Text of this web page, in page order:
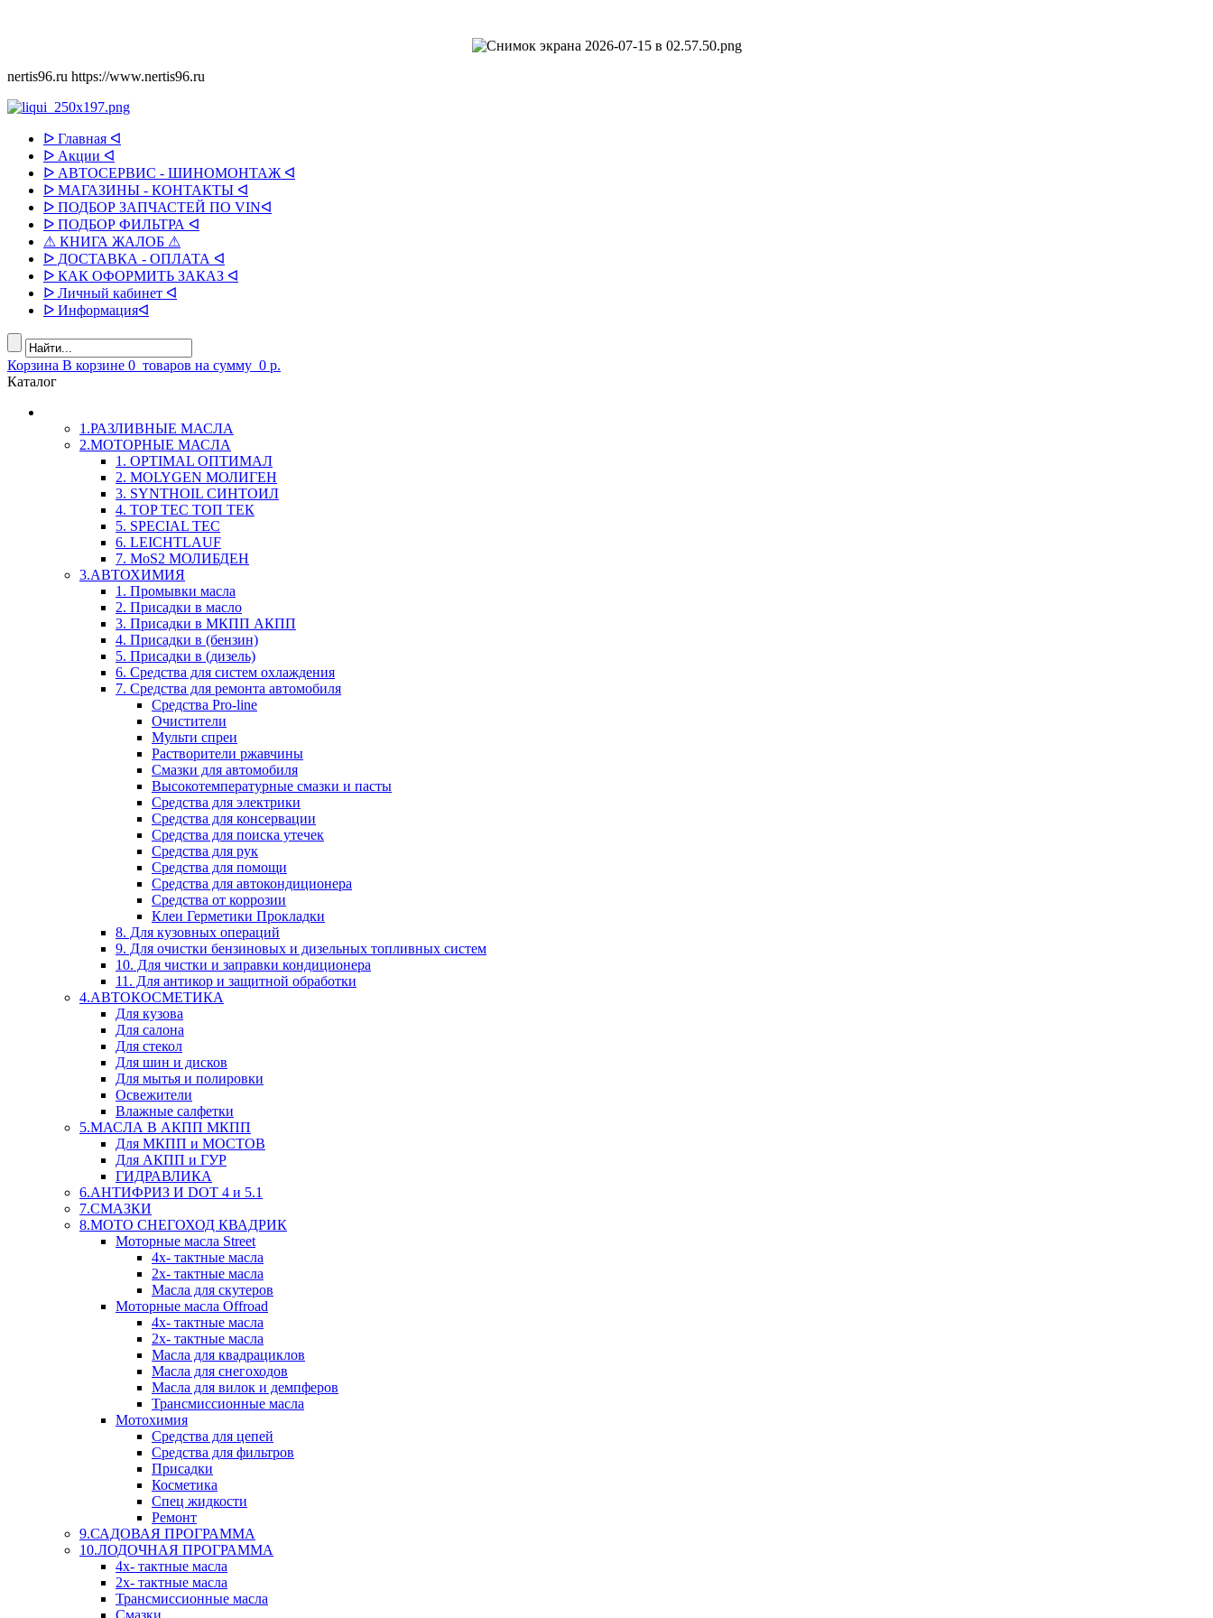
nertis96.ru https://www.nertis96.ru
ᐅ Главная ᐊ
ᐅ Акции ᐊ
ᐅ АВТОСЕРВИС - ШИНОМОНТАЖ ᐊ
ᐅ МАГАЗИНЫ - КОНТАКТЫ ᐊ
ᐅ ПОДБОР ЗАПЧАСТЕЙ ПО VINᐊ
ᐅ ПОДБОР ФИЛЬТРА ᐊ
⚠ КНИГА ЖАЛОБ ⚠
ᐅ ДОСТАВКА - ОПЛАТА ᐊ
ᐅ КАК ОФОРМИТЬ ЗАКАЗ ᐊ
ᐅ Личный кабинет ᐊ
ᐅ Информацияᐊ
Корзина В корзине 0 товаров на сумму 0 р.
Каталог
1.РАЗЛИВНЫЕ МАСЛА
2.МОТОРНЫЕ МАСЛА
1. OPTIMAL ОПТИМАЛ
2. MOLYGEN МОЛИГЕН
3. SYNTHOIL СИНТОИЛ
4. TOP TEC ТОП ТЕК
5. SPECIAL TEC
6. LEICHTLAUF
7. MoS2 МОЛИБДЕН
3.АВТОХИМИЯ
1. Промывки масла
2. Присадки в масло
3. Присадки в МКПП АКПП
4. Присадки в (бензин)
5. Присадки в (дизель)
6. Средства для систем охлаждения
7. Средства для ремонта автомобиля
Средства Pro-line
Очистители
Мульти спреи
Растворители ржавчины
Смазки для автомобиля
Высокотемпературные смазки и пасты
Средства для электрики
Средства для консервации
Средства для поиска утечек
Средства для рук
Средства для помощи
Средства для автокондиционера
Средства от коррозии
Клеи Герметики Прокладки
8. Для кузовных операций
9. Для очистки бензиновых и дизельных топливных систем
10. Для чистки и заправки кондиционера
11. Для антикор и защитной обработки
4.АВТОКОСМЕТИКА
Для кузова
Для салона
Для стекол
Для шин и дисков
Для мытья и полировки
Освежители
Влажные салфетки
5.МАСЛА В АКПП МКПП
Для МКПП и МОСТОВ
Для АКПП и ГУР
ГИДРАВЛИКА
6.АНТИФРИЗ И DOT 4 и 5.1
7.СМАЗКИ
8.МОТО СНЕГОХОД КВАДРИК
Моторные масла Street
4х- тактные масла
2х- тактные масла
Масла для скутеров
Моторные масла Offroad
4х- тактные масла
2х- тактные масла
Масла для квадрациклов
Масла для снегоходов
Масла для вилок и демпферов
Трансмиссионные масла
Мотохимия
Средства для цепей
Средства для фильтров
Присадки
Косметика
Спец жидкости
Ремонт
9.САДОВАЯ ПРОГРАММА
10.ЛОДОЧНАЯ ПРОГРАММА
4х- тактные масла
2х- тактные масла
Трансмиссионные масла
Смазки